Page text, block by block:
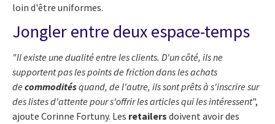
loin d'être uniformes.
Jongler entre deux espace-temps
"Il existe une dualité entre les clients. D'un côté, ils ne
supportent pas les points de friction dans les achats
de commoditésquand, de l'autre, ils sont prêts à s'inscrire sur
des listes d'attente pour s'offrir les articles qui les intéressent",
ajoute Corinne Fortuny. Les retailers doivent avoir des